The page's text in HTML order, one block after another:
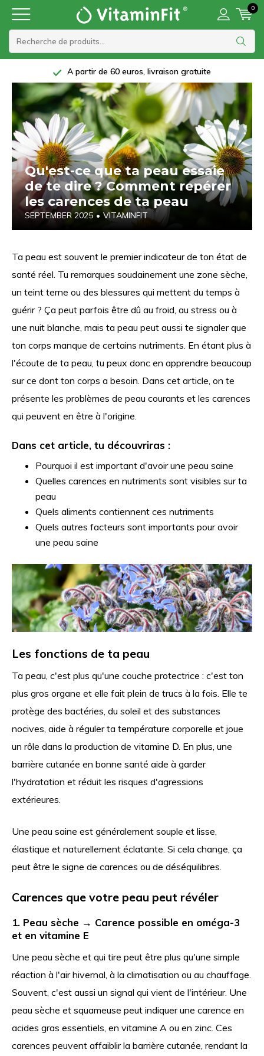
0
A partir de 60 euros, livraison gratuite
Qu'est-ce que ta peau essaie
de te dire ? Comment repérer
les carences de ta peau
SEPTEMBER 2025 • VITAMINFIT
Ta peau est souvent le premier indicateur de ton état de
santé réel. Tu remarques soudainement une zone sèche,
un teint terne ou des blessures qui mettent du temps à
guérir ? Ça peut parfois être dû au froid, au stress ou à
une nuit blanche, mais ta peau peut aussi te signaler que
ton corps manque de certains nutriments. En étant plus à
l'écoute de ta peau, tu peux donc en apprendre beaucoup
sur ce dont ton corps a besoin. Dans cet article, on te
présente les problèmes de peau courants et les carences
qui peuvent en être à l'origine.
Dans cet article, tu découvriras :
Pourquoi il est important d'avoir une peau saine
Quelles carences en nutriments sont visibles sur ta
peau
Quels aliments contiennent ces nutriments
Quels autres facteurs sont importants pour avoir
une peau saine
Les fonctions de ta peau
Ta peau, c'est plus qu'une couche protectrice : c'est ton
plus gros organe et elle fait plein de trucs à la fois. Elle te
protège des bactéries, du soleil et des substances
nocives, aide à réguler ta température corporelle et joue
un rôle dans la production de vitamine D. En plus, une
barrière cutanée en bonne santé aide à garder
l'hydratation et réduit les risques d'agressions
extérieures.
Une peau saine est généralement souple et lisse,
élastique et naturellement éclatante. Si cela change, ça
peut être le signe de carences ou de déséquilibres.
Carences que votre peau peut révéler
1. Peau sèche → Carence possible en oméga-3
et en vitamine E
Une peau sèche et qui tire peut être plus qu'une simple
réaction à l'air hivernal, à la climatisation ou au chauffage.
Souvent, c'est aussi un signal qui vient de l'intérieur. Une
peau sèche et squameuse peut indiquer une carence en
acides gras essentiels, en vitamine A ou en zinc. Ces
carences peuvent affaiblir la barrière cutanée, rendant la